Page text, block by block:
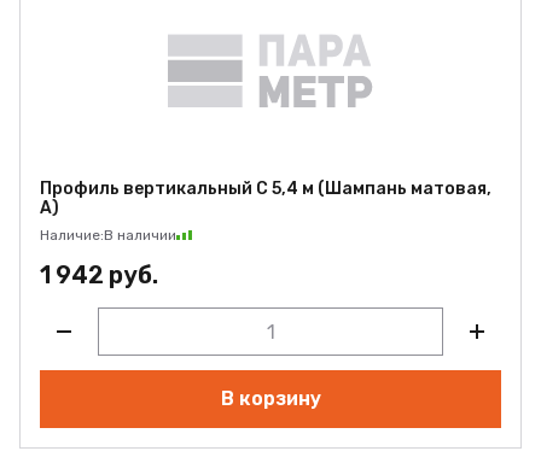
Профиль вертикальный С 5,4 м (Шампань матовая,
А)
Наличие:В наличии
1 942 руб.
В корзину